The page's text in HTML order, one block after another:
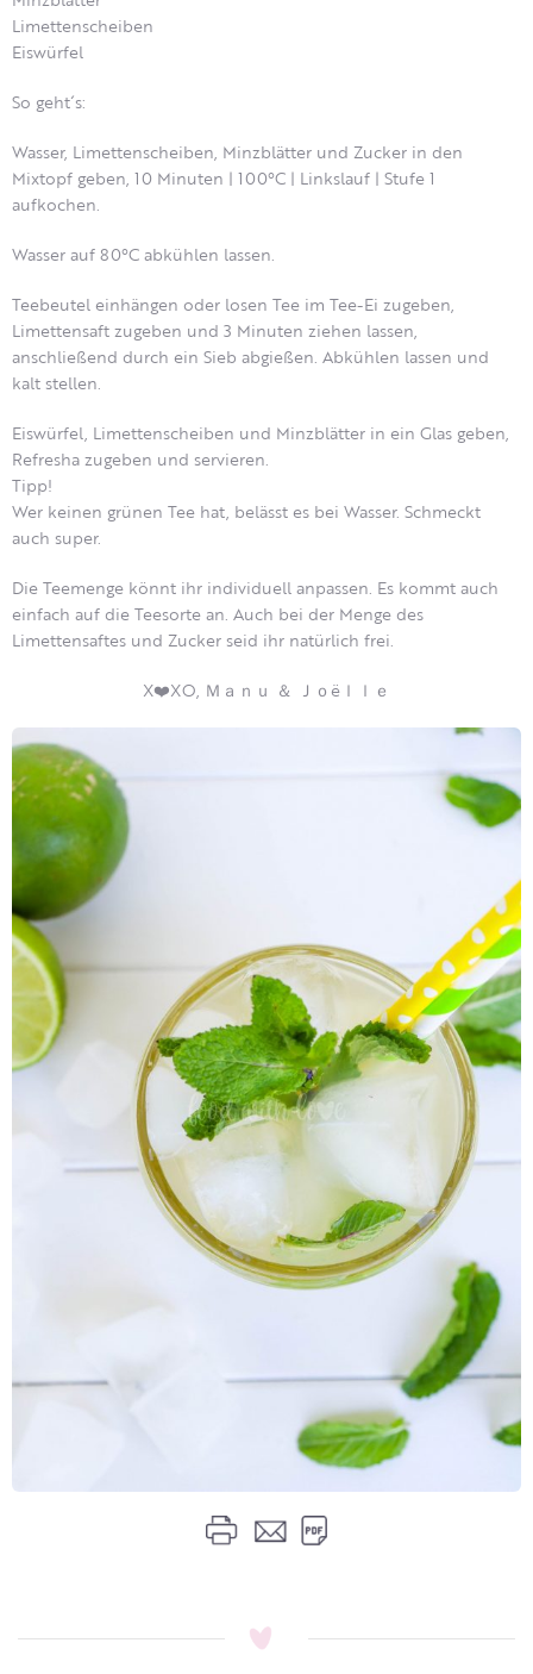
Limettenscheiben
Eiswürfel
So geht´s:
Wasser, Limettenscheiben, Minzblätter und Zucker in den
Mixtopf geben, 10 Minuten | 100°C | Linkslauf | Stufe 1
aufkochen.
Wasser auf 80°C abkühlen lassen.
Teebeutel einhängen oder losen Tee im Tee-Ei zugeben,
Limettensaft zugeben und 3 Minuten ziehen lassen,
anschließend durch ein Sieb abgießen. Abkühlen lassen und
kalt stellen.
Eiswürfel, Limettenscheiben und Minzblätter in ein Glas geben,
Refresha zugeben und servieren.
Tipp!
Wer keinen grünen Tee hat, belässt es bei Wasser. Schmeckt
auch super.
Die Teemenge könnt ihr individuell anpassen. Es kommt auch
einfach auf die Teesorte an. Auch bei der Menge des
Limettensaftes und Zucker seid ihr natürlich frei.
X❤️XO, Ｍａｎｕ ＆ Ｊｏëｌｌｅ